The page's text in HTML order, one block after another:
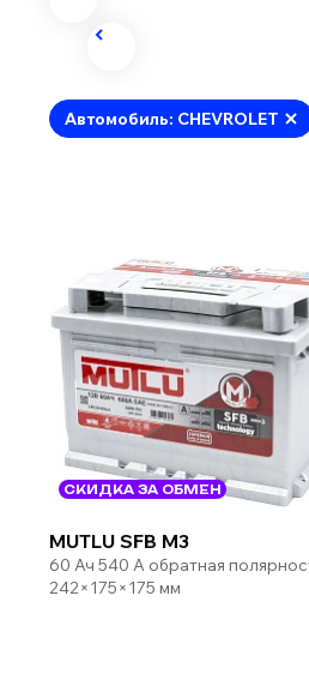
Автомобиль: CHEVROLET
СКИДКА ЗА ОБМЕН
MUTLU SFB M3
60 Ач 540 А обратная
242×175×175 мм